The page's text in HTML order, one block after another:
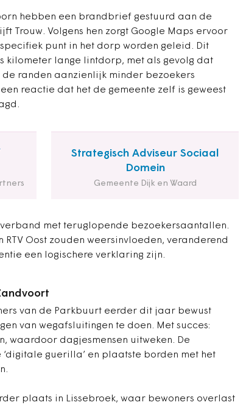
hebben een brandbrief gestuurd aan de
Trouw. Volgens hen zorgt Google Maps ervoor
punt in het dorp worden geleid. Dit
kilometer lange lintdorp, met als gevolg dat
randen aanzienlijk minder bezoekers
reactie dat het de gemeente zelf is geweest
Strategisch Adviseur Sociaal
Domein
Gemeente Dijk en Waard
met teruglopende bezoekersaantallen.
Oost zouden weersinvloeden, veranderend
een logischere verklaring zijn.
van de Parkbuurt eerder dit jaar bewust
van wegafsluitingen te doen. Met succes:
waardoor dagjesmensen uitweken. De
guerilla’ en plaatste borden met het
plaats in Lissebroek, waar bewoners overlast